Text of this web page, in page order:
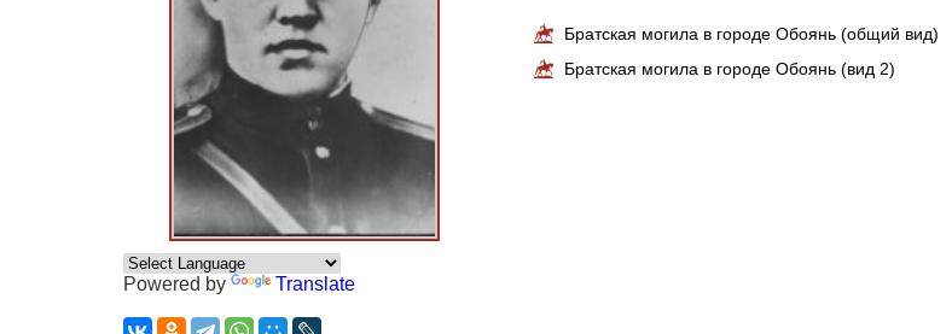
Powered by Translate
Братская могила в городе Обоянь (общий вид)
Братская могила в городе Обоянь (вид 2)